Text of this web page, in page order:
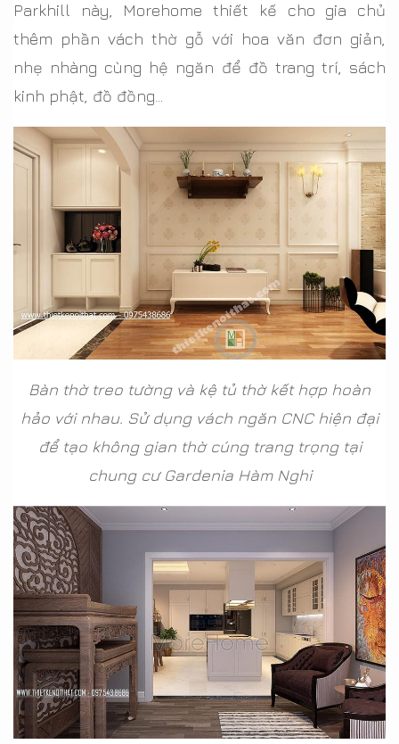
Parkhill này, Morehome thiết kế cho gia chủ
thêm phần vách thờ gỗ với hoa văn đơn giản,
nhẹ nhàng cùng hệ ngăn để đồ trang trí, sách
kinh phật, đồ đồng…
Bàn thờ treo tường và kệ tủ thờ kết hợp hoàn
hảo với nhau. Sử dụng vách ngăn CNC hiện đại
để tạo không gian thờ cúng trang trọng tại
chung cư Gardenia Hàm Nghi